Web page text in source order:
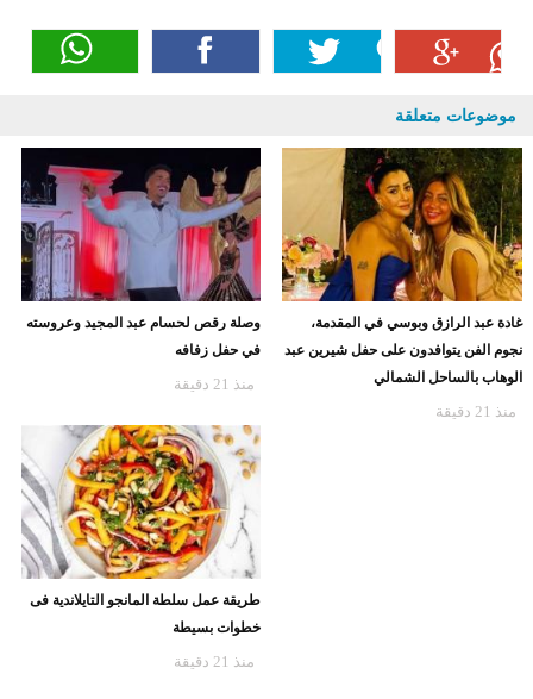
موضوعات متعلقة
غادة عبد الرازق وبوسي في المقدمة،
نجوم الفن يتوافدون على حفل شيرين عبد
الوهاب بالساحل الشمالي
منذ 21 دقيقة
وصلة رقص لحسام عبد المجيد وعروسته
في حفل زفافه
منذ 21 دقيقة
طريقة عمل سلطة المانجو التايلاندية فى
خطوات بسيطة
منذ 21 دقيقة